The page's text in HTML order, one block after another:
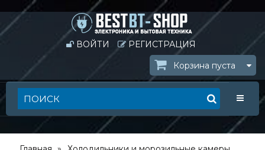
ВОЙТИ
РЕГИСТРАЦИЯ
Корзина пуста